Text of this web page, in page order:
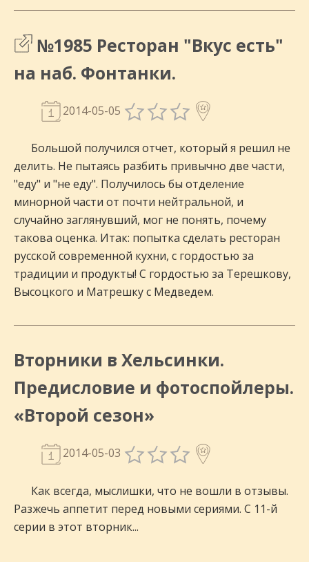
№1985 Ресторан "Вкус есть"
на наб. Фонтанки.
2014-05-05
Большой получился отчет, который я решил не
делить. Не пытаясь разбить привычно две части,
"еду" и "не еду". Получилось бы отделение
минорной части от почти нейтральной, и
случайно заглянувший, мог не понять, почему
такова оценка. Итак: попытка сделать ресторан
русской современной кухни, с гордостью за
традиции и продукты! С гордостью за Терешкову,
Высоцкого и Матрешку с Медведем.
Вторники в Хельсинки.
Предисловие и фотоспойлеры.
«Второй сезон»
2014-05-03
Как всегда, мыслишки, что не вошли в отзывы.
Разжечь аппетит перед новыми сериями. С 11-й
серии в этот вторник...